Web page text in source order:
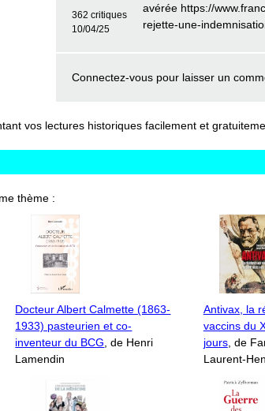
362 critiques
10/04/25
avérée https://
rejette-une-
Connectez-vous pour laisser un
vos lectures historiques facilement et
thème :
Docteur Albert Calmette (1863-
1933) pasteurien et co-
inventeur du BCG, de Henri
Lamendin
Antivax, la
vaccins du
jours, de
Laurent-